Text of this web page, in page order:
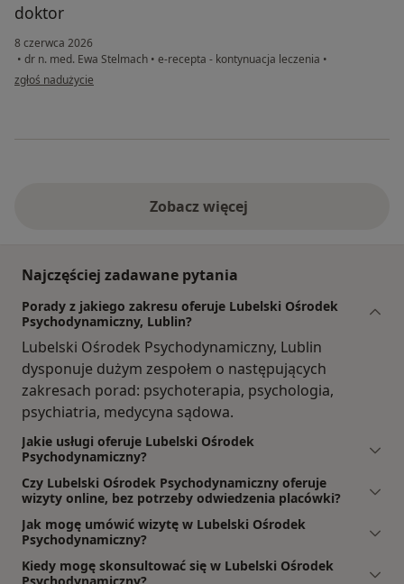
doktor
8 czerwca 2026
• dr n. med. Ewa Stelmach • e-recepta - kontynuacja leczenia •
w opinii użytkownika Joanna
zgłoś nadużycie
Zobacz więcej
Najczęściej zadawane pytania
Porady z jakiego zakresu oferuje Lubelski Ośrodek
Psychodynamiczny, Lublin?
Lubelski Ośrodek Psychodynamiczny, Lublin
dysponuje dużym zespołem o następujących
zakresach porad: psychoterapia, psychologia,
psychiatria, medycyna sądowa.
Jakie usługi oferuje Lubelski Ośrodek
Psychodynamiczny?
Czy Lubelski Ośrodek Psychodynamiczny oferuje
wizyty online, bez potrzeby odwiedzenia placówki?
Jak mogę umówić wizytę w Lubelski Ośrodek
Psychodynamiczny?
Kiedy mogę skonsultować się w Lubelski Ośrodek
Psychodynamiczny?